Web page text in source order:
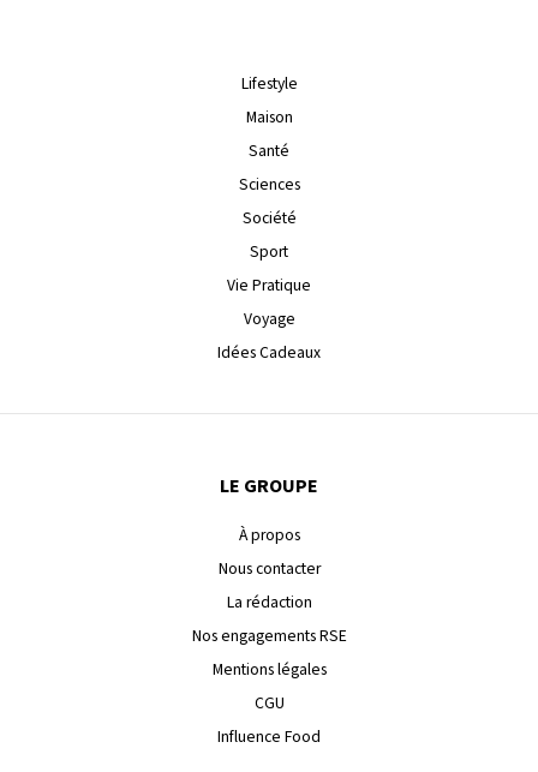
Lifestyle
Maison
Santé
Sciences
Société
Sport
Vie Pratique
Voyage
Idées Cadeaux
LE GROUPE
À propos
Nous contacter
La rédaction
Nos engagements RSE
Mentions légales
CGU
Influence Food